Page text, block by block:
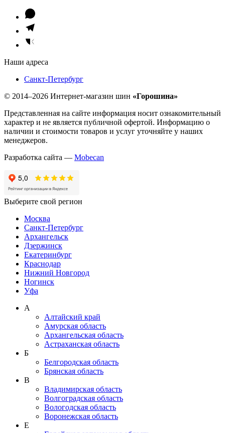
Наши адреса
Санкт-Петербург
© 2014–2026 Интернет-магазин шин «Горошина»
Представленная на сайте информация носит ознакомительный
характер и не является публичной офертой. Информацию о
наличии и стоимости товаров и услуг уточняйте у наших
менеджеров.
Разработка сайта — Mobecan
Выберите свой регион
Москва
Санкт-Петербург
Архангельск
Дзержинск
Екатеринбург
Краснодар
Нижний Новгород
Ногинск
Уфа
А
Алтайский край
Амурская область
Архангельская область
Астраханская область
Б
Белгородская область
Брянская область
В
Владимирская область
Волгоградская область
Вологодская область
Воронежская область
Е